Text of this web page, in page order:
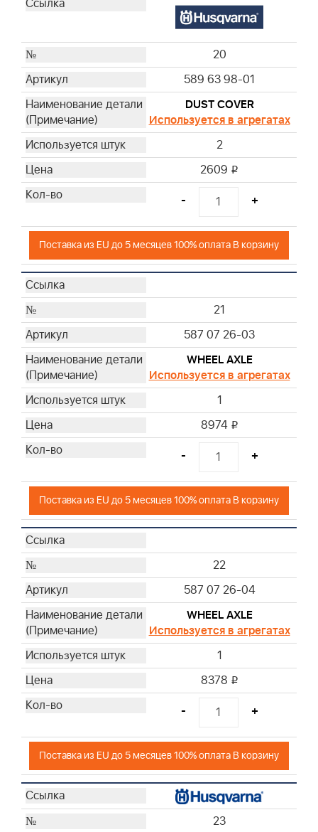
20
589 63 98-01
DUST COVER
Используется в агрегатах
2
2609 i
- +
Поставка из EU до 5 месяцев 100% оплата В корзину
21
587 07 26-03
WHEEL AXLE
Используется в агрегатах
1
8974 i
- +
Поставка из EU до 5 месяцев 100% оплата В корзину
22
587 07 26-04
WHEEL AXLE
Используется в агрегатах
1
8378 i
- +
Поставка из EU до 5 месяцев 100% оплата В корзину
23